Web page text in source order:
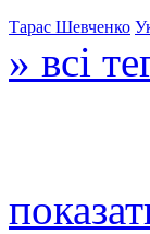
Тарас Шевченко
» всі